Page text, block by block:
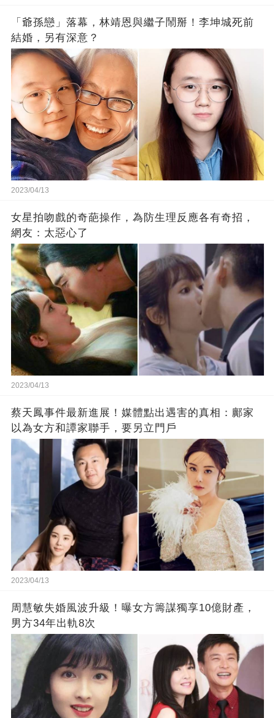
「爺孫戀」落幕，林靖恩與繼子鬧掰！李坤城死前
結婚，另有深意？
2023/04/13
女星拍吻戲的奇葩操作，為防生理反應各有奇招，
網友：太惡心了
2023/04/13
蔡天鳳事件最新進展！媒體點出遇害的真相：鄺家
以為女方和譚家聯手，要另立門戶
2023/04/13
周慧敏失婚風波升級！曝女方籌謀獨享10億財產，
男方34年出軌8次